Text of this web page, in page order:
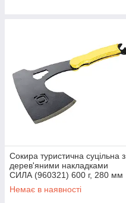
Сокира туристична суцільна з
дерев'яними накладками
СИЛА (960321) 600 г, 280 мм
Немає в наявності